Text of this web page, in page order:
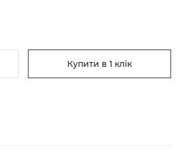
Купити в 1 клік